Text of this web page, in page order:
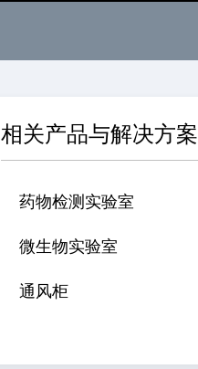
相关产品与解决方案
药物检测实验室
微生物实验室
通风柜